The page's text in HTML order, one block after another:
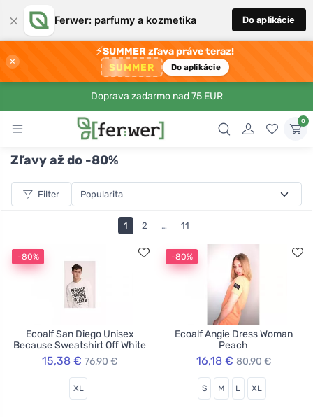
× Ferwer: parfumy a kozmetika Do aplikácie
×
⚡SUMMER zľava práve teraz!
SUMMER Do aplikácie
Doprava zadarmo nad 75 EUR
0
Zľavy až do -80%
Filter
1 2 … 11
-80%
Ecoalf San Diego Unisex
Because Sweatshirt Off White
15,38 € 76,90 €
XL
-80%
Ecoalf Angie Dress Woman
Peach
16,18 € 80,90 €
S M L XL